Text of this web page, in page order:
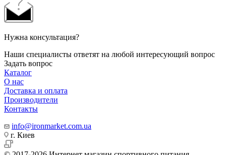
Нужна консультация?
Наши специалисты ответят на любой интересующий вопрос
Задать вопрос
Каталог
О нас
Доставка и оплата
Производители
Контакты
info@ironmarket.com.ua
г. Киев